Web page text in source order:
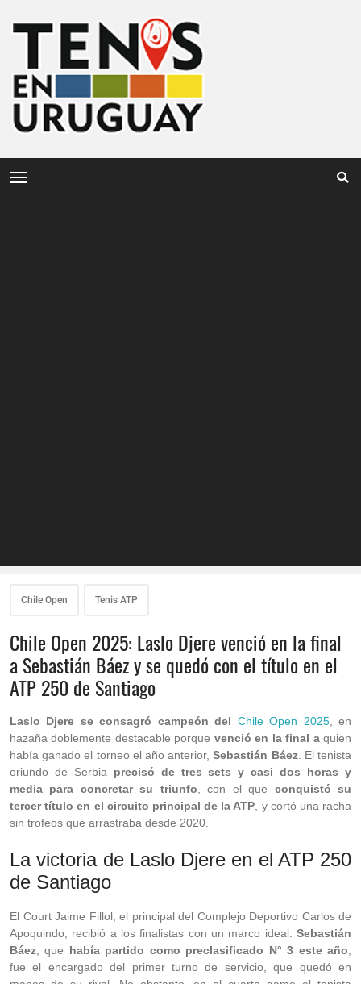
Chile Open Tenis ATP
Chile Open 2025: Laslo Djere venció en la final
a Sebastián Báez y se quedó con el título en el
ATP 250 de Santiago
Laslo Djere se consagró campeón del Chile Open 2025, en
hazaña doblemente destacable porque venció en la final aquien
había ganado el torneo el año anterior,Sebastián Báez. El tenista
oriundo de Serbia precisó de tres sets y casi dos horas y
media para concretar su triunfo , con el que conquistó su
tercer título en el circuito principal de la ATP , y cortó una racha
sin trofeos que arrastraba desde 2020.
La victoria de Laslo Djere en el ATP 250
de Santiago
El Court Jaime Fillol, el principal del Complejo Deportivo Carlos de
Apoquindo, recibió a los finalistas con un marco ideal. Sebastián
Báez , que había partido como preclasificado N° 3 este año
fue el encargado del primer turno de servicio, que quedó en